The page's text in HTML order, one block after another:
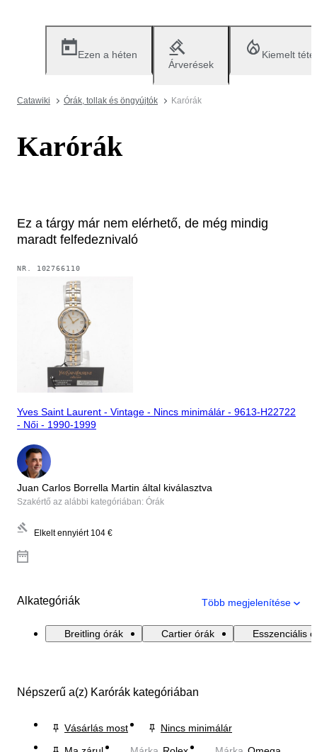
Ezen a héten
Árverések
Kiemelt
Catawiki Órák, tollak és öngyújtók Karórák
Karórák
Ez a tárgy már nem elérhető, de még mindig
maradt felfedeznivaló
NR. 102766110
Yves Saint Laurent - Vintage - Nincs minimálár - 9613-H22722
- Női - 1990-1999
Juan Carlos Borrella Martin által kiválasztva
Szakértő az alábbi kategóriában: Órák
Elkelt ennyiért 104 €
Alkategóriák Több megjelenítése
Breitling órák Cartier órák Esszenciális
Népszerű a(z) Karórák kategóriában
Vásárlás most
Nincs minimálár